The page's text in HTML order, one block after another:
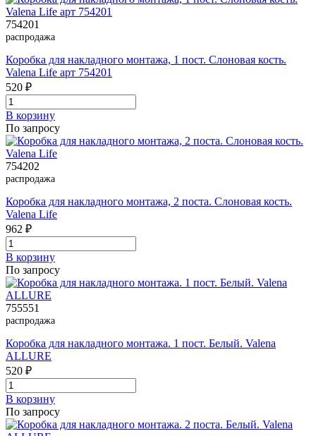
754201
распродажа
Коробка для накладного монтажа, 1 пост. Слоновая кость.
Valena Life арт 754201
520 ₽
В корзинy
По запросу
754202
распродажа
Коробка для накладного монтажа, 2 поста. Слоновая кость.
Valena Life
962 ₽
В корзинy
По запросу
755551
распродажа
Коробка для накладного монтажа. 1 пост. Белый. Valena
ALLURE
520 ₽
В корзинy
По запросу